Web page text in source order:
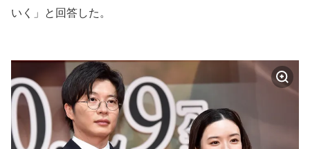
いく」と回答した。